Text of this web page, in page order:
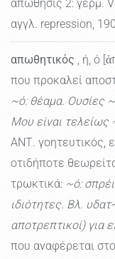
απώθησις 2: γερμ.
αγγλ. repression,
απωθητικός , ή, ό
που προκαλεί
~ό: θέαμα. Ουσίες
Μου είναι τελείως
ΑΝΤ. γοητευτικός,
οτιδήποτε
τρωκτικά: ~ό:
ιδιότητες. Βλ.
αποτρεπτικοί) για
που αναφέρεται